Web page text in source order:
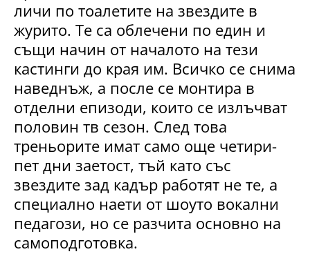
личи по тоалетите на звездите в
журито. Те са облечени по един и
същи начин от началото на тези
кастинги до края им. Всичко се снима
наведнъж, а после се монтира в
отделни епизоди, които се излъчват
половин тв сезон. След това
треньорите имат само още четири-
пет дни заетост, тъй като със
звездите зад кадър работят не те, а
специално наети от шоуто вокални
педагози, но се разчита основно на
самоподготовка.